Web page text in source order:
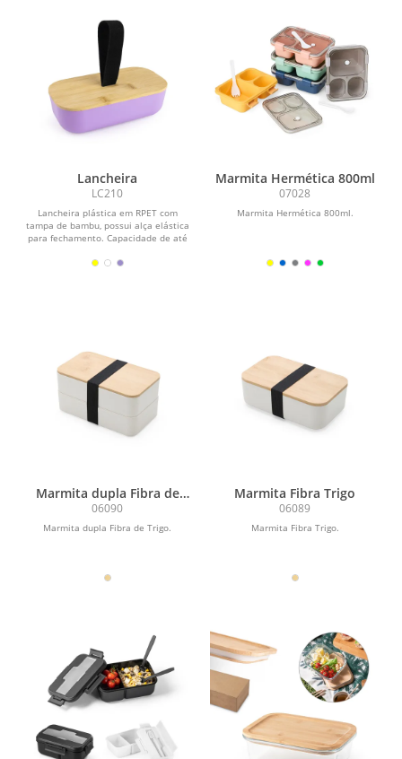
Lancheira
LC210
Lancheira plástica em RPET com
tampa de bambu, possui alça elástica
para fechamento. Capacidade de até
Marmita Hermética 800ml
07028
Marmita Hermética 800ml.
Marmita dupla Fibra de
Trigo
06090
Marmita dupla Fibra de Trigo.
Marmita Fibra Trigo
06089
Marmita Fibra Trigo.